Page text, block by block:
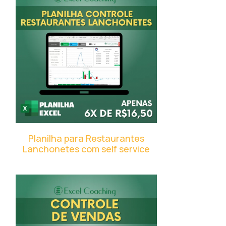
Planilha para Restaurantes
Lanchonetes com self service